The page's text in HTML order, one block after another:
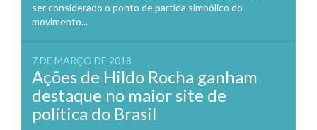
ser considerado o ponto de partida simbólico do
movimento...
7 DE MARÇO DE 2018
Ações de Hildo Rocha ganham
destaque no maior site de
política do Brasil